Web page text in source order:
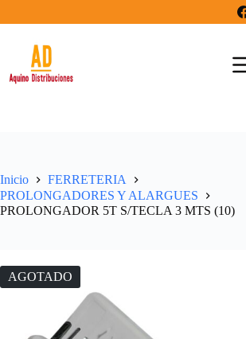
Inicio
FERRETERIA
PROLONGADORES Y ALARGUES
PROLONGADOR 5T S/TECLA 3 MTS (10)
AGOTADO